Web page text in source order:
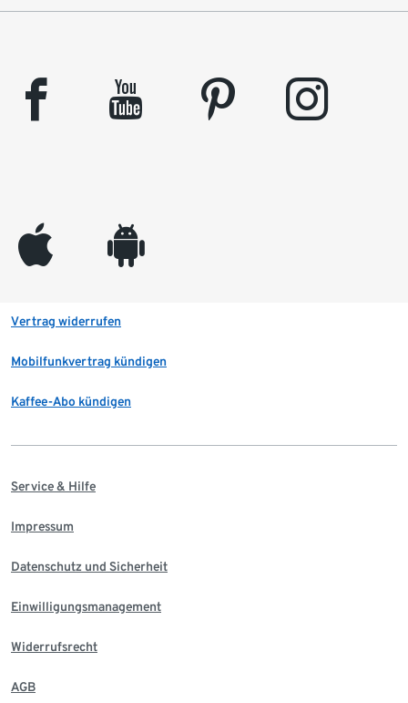
facebook youtube pinterest instagram
appleinc android
Vertrag widerrufen
Mobilfunkvertrag kündigen
Kaffee-Abo kündigen
Service & Hilfe
Impressum
Datenschutz und Sicherheit
Einwilligungsmanagement
Widerrufsrecht
AGB